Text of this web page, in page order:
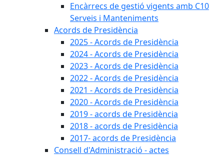
Encàrrecs de gestió vigents amb C10
Serveis i Manteniments
Acords de Presidència
2025 - Acords de Presidència
2024 - Acords de Presidència
2023 - Acords de Presidència
2022 - Acords de Presidència
2021 - Acords de Presidència
2020 - Acords de Presidència
2019 - acords de Presidència
2018 - acords de Presidència
2017- acords de Presidència
Consell d'Administració - actes